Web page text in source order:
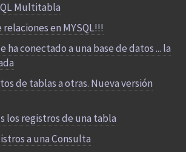
Multitabla
en MYSQL!!!
ha conectado a una base de datos ... la
de tablas a otras. Nueva versión
los registros de una tabla
a una Consulta